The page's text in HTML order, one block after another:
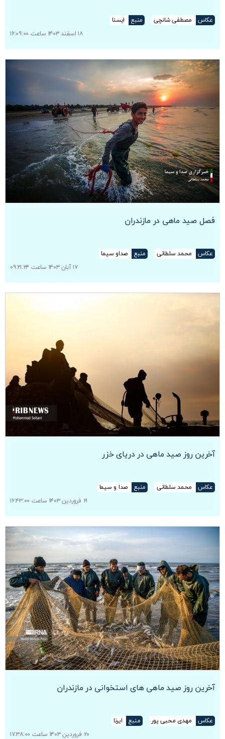
عکاس مصطفی شانچی منبع
ایسنا
۱۸ اسفند ۱۴۰۳ ساعت ۱۶:۰۹:۰۰
فصل صید ماهی در مازندران
عکاس محمد سلطانی منبع
صداو سیما
۱۷ آبان ۱۴۰۳ ساعت ۰۹:۲۱:۲۴
آخرین روز صید ماهی در دریای خزر
عکاس محمد سلطانی منبع
صدا و سیما
۲۱ فروردین ۱۴۰۳ ساعت ۱۶:۴۳:۰۰
آخرین روز صید ماهی های استخوانی در مازندران
عکاس مهدی محبی پور منبع
ایرنا
۲۰ فروردین ۱۴۰۳ ساعت ۱۷:۳۸:۰۰